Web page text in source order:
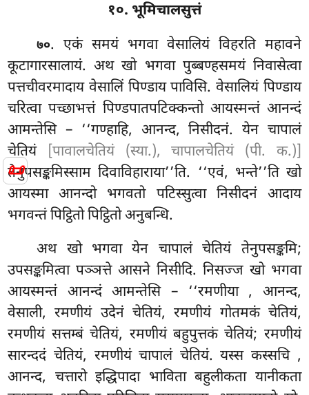
📜
१०. भूमिचालसुत्तं
७०. एकं समयं भगवा वेसालियं विहरति महावने
कूटागारसालायं. अथ खो भगवा पुब्बण्हसमयं निवासेत्वा
पत्तचीवरमादाय वेसालिं पिण्डाय पाविसि. वेसालियं पिण्डाय
चरित्वा पच्छाभत्तं पिण्डपातपटिक्कन्तो आयस्मन्तं आनन्दं
आमन्तेसि – ‘‘गण्हाहि, आनन्द, निसीदनं. येन चापालं
चेतियं
[पावालचेतियं (स्या.), चापालचेतियं (पी. क.)]
तेनुपसङ्कमिस्साम दिवाविहाराया’’ति. ‘‘एवं, भन्ते’’ति खो
आयस्मा आनन्दो भगवतो पटिस्सुत्वा निसीदनं आदाय
भगवन्तं पिट्ठितो पिट्ठितो अनुबन्धि.
अथ खो भगवा येन चापालं चेतियं तेनुपसङ्कमि;
उपसङ्कमित्वा पञ्ञत्ते आसने निसीदि. निसज्ज खो भगवा
आयस्मन्तं आनन्दं आमन्तेसि – ‘‘रमणीया , आनन्द,
वेसाली, रमणीयं उदेनं चेतियं, रमणीयं गोतमकं चेतियं,
रमणीयं सत्तम्बं चेतियं, रमणीयं बहुपुत्तकं चेतियं; रमणीयं
सारन्ददं चेतियं, रमणीयं चापालं चेतियं. यस्स कस्सचि ,
आनन्द, चत्तारो इद्धिपादा भाविता बहुलीकता यानीकता